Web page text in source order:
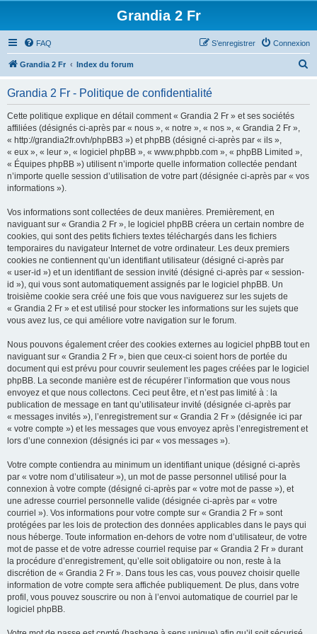
Grandia 2 Fr
FAQ Connexion
S’enregistrer
Grandia 2 Fr Index du forum
Grandia 2 Fr - Politique de confidentialité
Cette politique explique en détail comment « Grandia 2 Fr » et ses sociétés
affiliées (désignés ci-après par « nous », « notre », « nos », « Grandia 2 Fr »,
« http://grandia2fr.ovh/phpBB3 ») et phpBB (désigné ci-après par « ils »,
« eux », « leur », « logiciel phpBB », « www.phpbb.com », « phpBB Limited »,
« Équipes phpBB ») utilisent n’importe quelle information collectée pendant
n’importe quelle session d’utilisation de votre part (désignée ci-après par « vos
informations »).
Vos informations sont collectées de deux manières. Premièrement, en
naviguant sur « Grandia 2 Fr », le logiciel phpBB créera un certain nombre de
cookies, qui sont des petits fichiers textes téléchargés dans les fichiers
temporaires du navigateur Internet de votre ordinateur. Les deux premiers
cookies ne contiennent qu’un identifiant utilisateur (désigné ci-après par
« user-id ») et un identifiant de session invité (désigné ci-après par « session-
id »), qui vous sont automatiquement assignés par le logiciel phpBB. Un
troisième cookie sera créé une fois que vous naviguerez sur les sujets de
« Grandia 2 Fr » et est utilisé pour stocker les informations sur les sujets que
vous avez lus, ce qui améliore votre navigation sur le forum.
Nous pouvons également créer des cookies externes au logiciel phpBB tout en
naviguant sur « Grandia 2 Fr », bien que ceux-ci soient hors de portée du
document qui est prévu pour couvrir seulement les pages créées par le logiciel
phpBB. La seconde manière est de récupérer l’information que vous nous
envoyez et que nous collectons. Ceci peut être, et n’est pas limité à : la
publication de message en tant qu’utilisateur invité (désignée ci-après par
« messages invités »), l’enregistrement sur « Grandia 2 Fr » (désignée ici par
« votre compte ») et les messages que vous envoyez après l’enregistrement et
lors d’une connexion (désignés ici par « vos messages »).
Votre compte contiendra au minimum un identifiant unique (désigné ci-après
par « votre nom d’utilisateur »), un mot de passe personnel utilisé pour la
connexion à votre compte (désigné ci-après par « votre mot de passe »), et
une adresse courriel personnelle valide (désignée ci-après par « votre
courriel »). Vos informations pour votre compte sur « Grandia 2 Fr » sont
protégées par les lois de protection des données applicables dans le pays qui
nous héberge. Toute information en-dehors de votre nom d’utilisateur, de votre
mot de passe et de votre adresse courriel requise par « Grandia 2 Fr » durant
la procédure d’enregistrement, qu’elle soit obligatoire ou non, reste à la
discrétion de « Grandia 2 Fr ». Dans tous les cas, vous pouvez choisir quelle
information de votre compte sera affichée publiquement. De plus, dans votre
profil, vous pouvez souscrire ou non à l’envoi automatique de courriel par le
logiciel phpBB.